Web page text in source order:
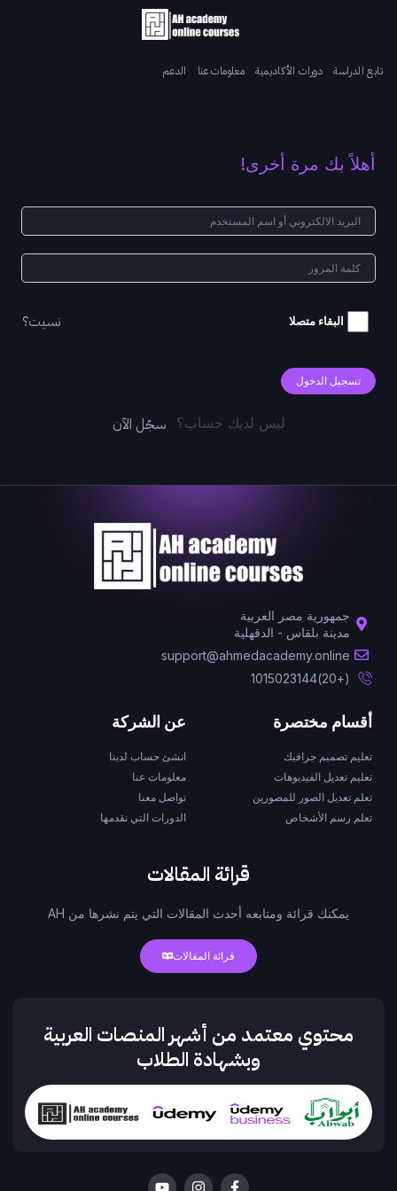
تابع الدراسة دورات الأكاديمية معلومات عنا الدعم
أهلاً بك مرة أخرى!
البقاء متصلا نسيت؟
تسجيل الدخول
ليس لديك حساب؟ سجّل الآن
جمهورية مصر العربية
مدينة بلقاس - الدقهلية
support@ahmedacademy.online
(+20)1015023144
أقسام مختصرة
تعليم تصميم جرافيك
تعليم تعديل الفيديوهات
تعلم تعديل الصور للمصورين
تعلم رسم الأشخاص
عن الشركة
انشئ حساب لدينا
معلومات عنا
تواصل معنا
الدورات التي نقدمها
قرائة المقالات
يمكنك قرائة ومتابعه أحدث المقالات التي يتم نشرها من AH
قرائة المقالات
محتوي معتمد من أشهر المنصات العربية
وبشهادة الطلاب